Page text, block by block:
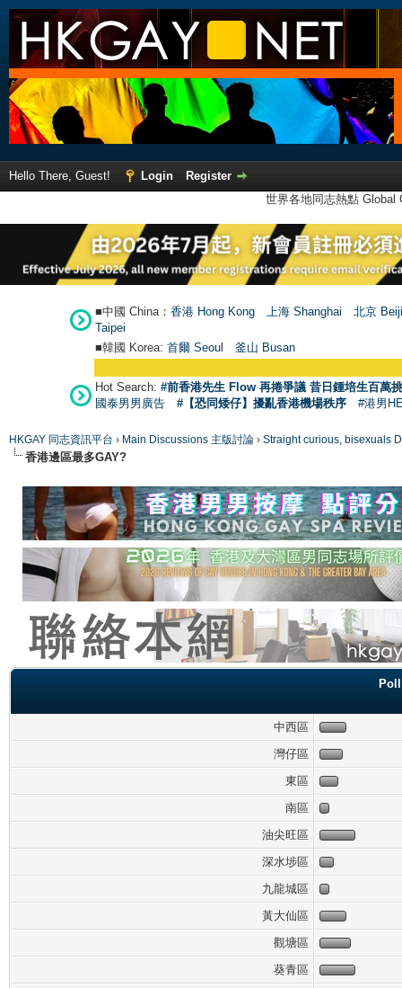
Hello There, Guest! Login
Register
世界各地同志熱點
■中國 China： 香港 Hong Kong 上海 Shanghai
北京
Taipei
■韓國 Korea: 首爾 Seoul 釜山 Busan
Hot Search: #前香港先生 Flow 再捲爭議 昔日鍾培生百萬
國泰男男廣告
#【恐同矮仔】擾亂香港機場秩序 #港男
HKGAY 同志資訊平台 › Main Discussions 主版討論 › Straight curious, bisexuals
香港邊區最多GAY?
中西區
灣仔區
東區
南區
油尖旺區
深水埗區
九龍城區
黃大仙區
觀塘區
葵青區